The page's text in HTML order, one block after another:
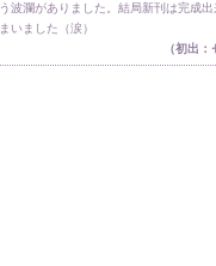
波瀾がありました。結局新刊は完成
いました（涙）
（初出